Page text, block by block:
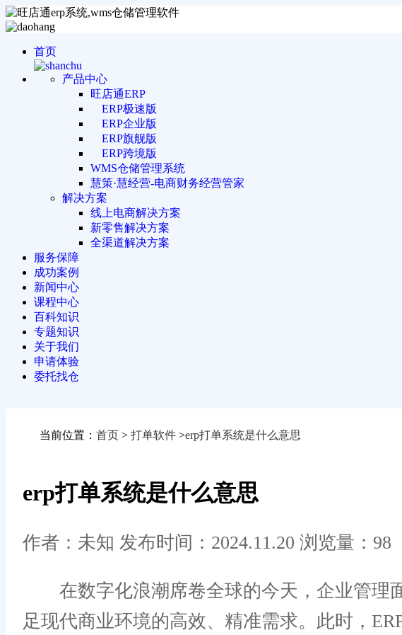
首页
产品中心
旺店通ERP
ERP极速版
ERP企业版
ERP旗舰版
ERP跨境版
WMS仓储管理系统
慧策·慧经营-电商财务经营管家
解决方案
线上电商解决方案
新零售解决方案
全渠道解决方案
服务保障
成功案例
新闻中心
课程中心
百科知识
专题知识
关于我们
申请体验
委托找仓
当前位置： 首页 > 打单软件 >erp打单系统是什么意思
erp打单系统是什么意思
作者：未知 发布时间：2024.11.20 浏览量：98
在数字化浪潮席卷全球的今天，企业管理
足现代商业环境的高效、精准需求。此时，